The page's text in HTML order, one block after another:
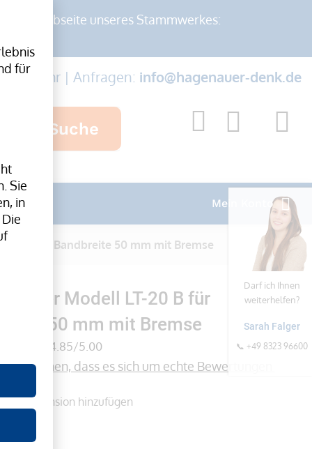
für
Sie
in
der Webseite unseres Stammwerkes:
Uhr | Anfragen: info@hagenauer-denk.de
Suche
Mein Konto
20 B für Bandbreite 50 mm mit Bremse
Modell LT-20 B für
50 mm mit Bremse
4.85/5.00
dass es sich um echte Bewertungen
Rezension hinzufügen
Darf ich Ihnen
weiterhelfen?
Sarah Falger
📞 +49 8323 96600